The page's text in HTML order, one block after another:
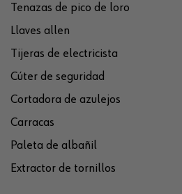
Tenazas de pico de loro
Llaves allen
Tijeras de electricista
Cúter de seguridad
Cortadora de azulejos
Carracas
Paleta de albañil
Extractor de tornillos